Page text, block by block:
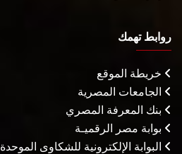
روابط تهمك
خريطة الموقع
الجامعات المصرية
بنك المعرفة المصري
بوابة مصر الرقميـة
البوابة الإلكترونية للشكاوى الموحدة